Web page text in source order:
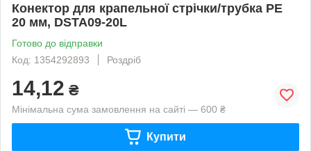
Конектор для крапельної стрічки/трубка PE
20 мм, DSTA09-20L
Готово до відправки
Код: 1354292893
Роздріб
14,12 ₴
Мінімальна сума замовлення на сайті — 600 ₴
Купити